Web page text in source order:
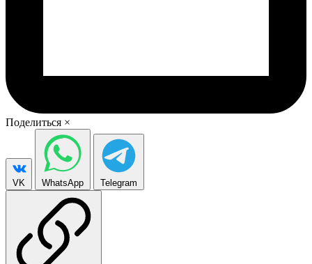
Поделиться ×
VK WhatsApp Telegram